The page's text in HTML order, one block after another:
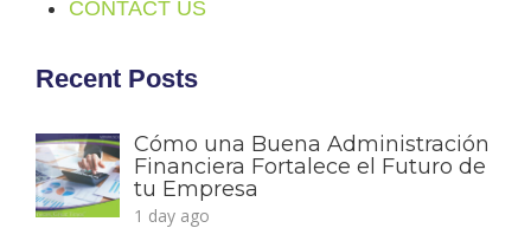
CONTACT US
Recent Posts
Cómo una Buena Administración
Financiera Fortalece el Futuro de
tu Empresa
1 day ago